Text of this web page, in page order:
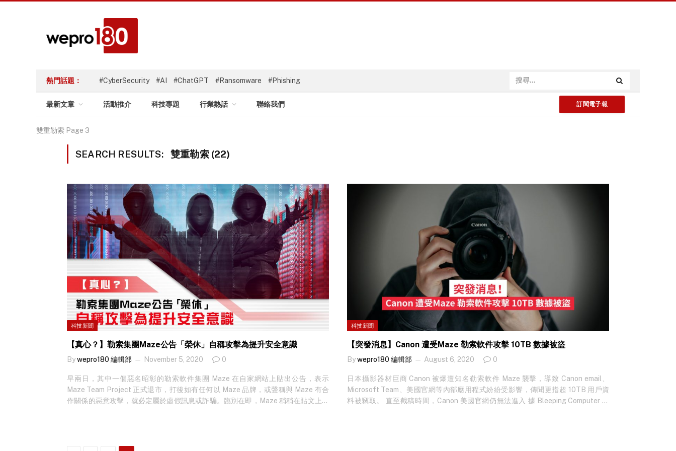
熱門話題： #CyberSecurity #AI #ChatGPT #Ransomware #Phishing
最新文章 活動推介 科技專題 行業熱話 聯絡我們 訂閱電子報
雙重勒索 Page 3
SEARCH RESULTS: 雙重勒索 (22)
科技新聞
【真心？】勒索集團Maze公告「榮休」自稱攻擊為提升安全意識
Bywepro180 編輯部 November 5, 2020 0
早兩日，其中一個惡名昭彰的勒索軟件集團 Maze 在自家網站上貼出公告，表示
Maze Team Project 正式退市，打後如有任何以 Maze 品牌，或聲稱與 Maze 有合
作關係的惡意攻擊，就必定屬於虛假訊息或詐騙。臨別在即，Maze 稍稍在貼文上解
科技新聞
【突發消息】Canon 遭受Maze 勒索軟件攻擊 10TB 數據被盜
Bywepro180 編輯部 August 6, 2020 0
日本攝影器材巨商 Canon 被爆遭知名勒索軟件 Maze 襲擊，導致 Canon email、
Microsoft Team、美國官網等內部應用程式紛紛受影響，傳聞更指超 10TB 用戶資
料被竊取。 直至截稿時間，Canon 美國官網仍無法進入 據 Bleeping Computer 爆